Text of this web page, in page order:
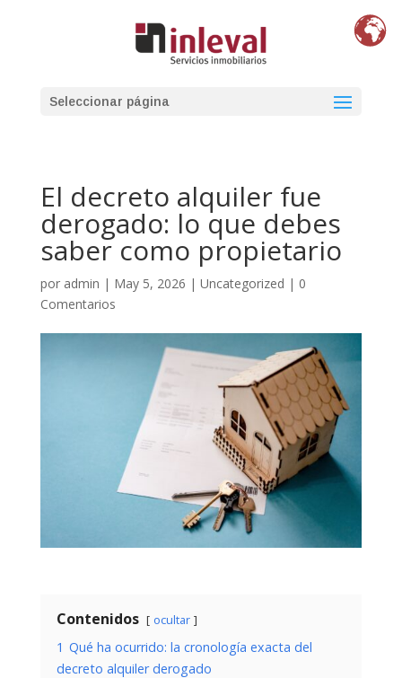
Seleccionar página
El decreto alquiler fue
derogado: lo que debes
saber como propietario
por admin | May 5, 2026 | Uncategorized | 0
Comentarios
Contenidos ocultar
1 Qué ha ocurrido: la cronología exacta del
decreto alquiler derogado